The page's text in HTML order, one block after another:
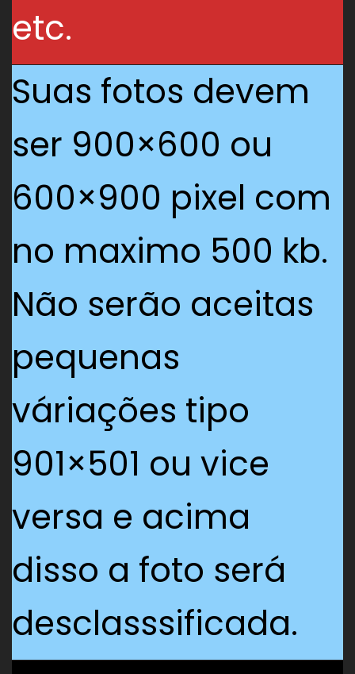
etc.
Suas fotos devem
ser 900×600 ou
600×900 pixel com
no maximo 500 kb.
Não serão aceitas
pequenas
váriações tipo
901×501 ou vice
versa e acima
disso a foto será
desclasssificada.